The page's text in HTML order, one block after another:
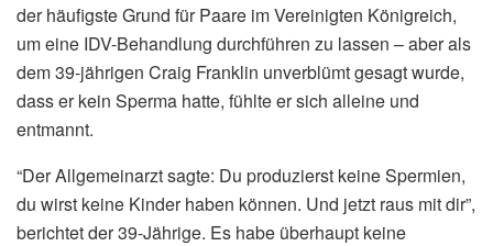
der häufigste Grund für Paare im Vereinigten Königreich,
um eine IDV-Behandlung durchführen zu lassen – aber als
dem 39-jährigen Craig Franklin unverblümt gesagt wurde,
dass er kein Sperma hatte, fühlte er sich alleine und
entmannt.
“Der Allgemeinarzt sagte: Du produzierst keine Spermien,
du wirst keine Kinder haben können. Und jetzt raus mit dir”,
berichtet der 39-Jährige. Es habe überhaupt keine